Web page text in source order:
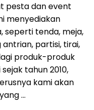
pesta dan event
menyediakan
seperti tenda, meja,
partisi, tirai,
produk-produk
tahun 2010,
kami akan
…